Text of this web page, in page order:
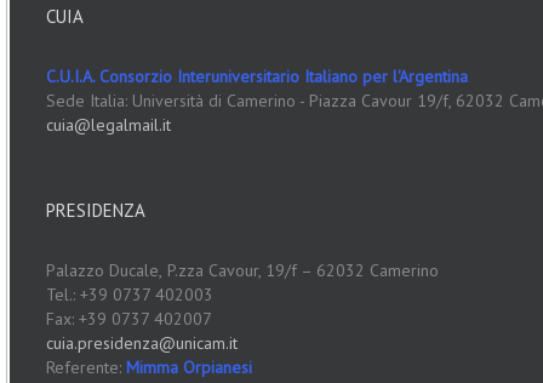
CUIA
C.U.I.A. Consorzio Interuniversitario Italiano per l'Argentina
Sede Italia: Università di Camerino - Piazza Cavour 19/f, 62032
cuia@legalmail.it
PRESIDENZA
Palazzo Ducale, P.zza Cavour, 19/f – 62032 Camerino
Tel.: +39 0737 402003
Fax: +39 0737 402007
cuia.presidenza@unicam.it
Referente: Mimma Orpianesi